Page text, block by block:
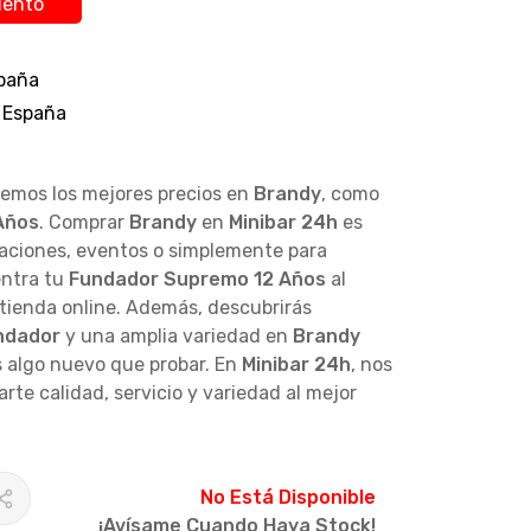
los mejores precios en Brandy, como
. Comprar Brandyen Minibar 24h es
eventos o simplemente para
tu Fundador Supremo 12 Años al
online. Además, descubrirás
y una amplia variedad en Brandy
nuevo que probar. En Minibar 24h, nos
calidad, servicio y variedad al mejor
No Está Disponible
¡Avísame Cuando Haya Stock!